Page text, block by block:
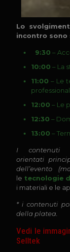
Lo
incontro sono
9:30 –
10:00 – La
11:00 – Le
12:00 – Le
12:30 –
13:00 –
I contenuti
orientati
dell’evento
le tecnologie
i materiali e le
* i contenuti
della platea.
Vedi le
Selltek